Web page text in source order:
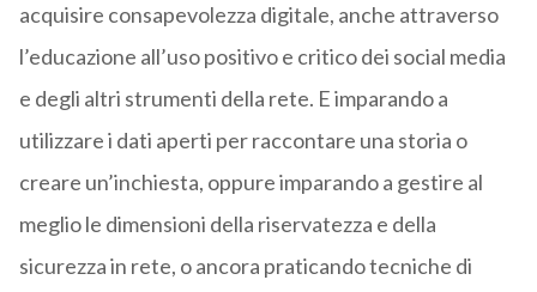
acquisire consapevolezza digitale, anche attraverso
l’educazione all’uso positivo e critico dei social media
e degli altri strumenti della rete. E imparando a
utilizzare i dati aperti per raccontare una storia o
creare un’inchiesta, oppure imparando a gestire al
meglio le dimensioni della riservatezza e della
sicurezza in rete, o ancora praticando tecniche di